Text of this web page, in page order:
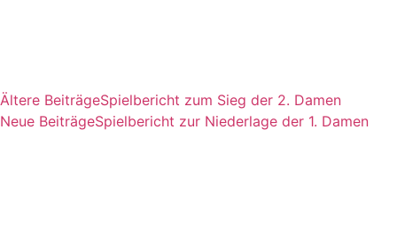
Ältere BeiträgeSpielbericht zum Sieg der 2. Damen
Neue BeiträgeSpielbericht zur Niederlage der 1. Damen